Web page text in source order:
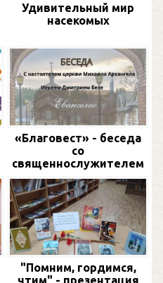
Удивительный мир
насекомых
«Благовест» - беседа
со
священнослужителем
"Помним, гордимся,
чтим" - презентация